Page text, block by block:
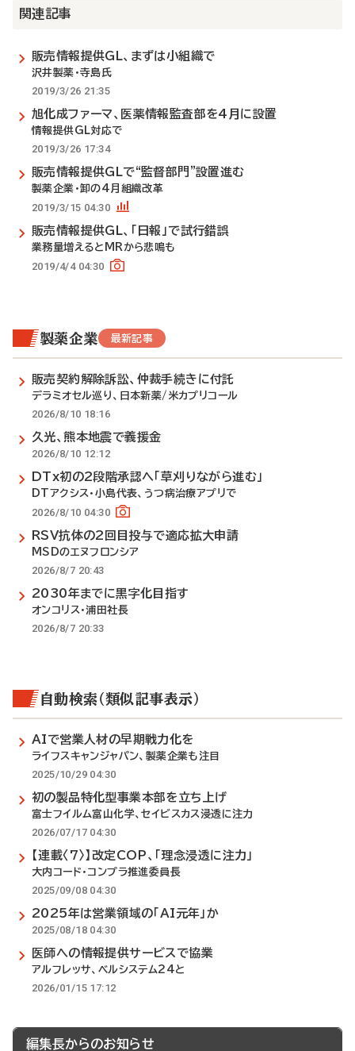
関連記事
販売情報提供GL、まずは小組織で
沢井製薬・寺島氏
2019/3/26 21:35
旭化成ファーマ、医薬情報監査部を4月に設置
情報提供GL対応で
2019/3/26 17:34
販売情報提供GLで“監督部門”設置進む
製薬企業・卸の4月組織改革
2019/3/15 04:30
販売情報提供GL、「日報」で試行錯誤
業務量増えるとMRから悲鳴も
2019/4/4 04:30
製薬企業 最新記事
販売契約解除訴訟、仲裁手続きに付託
デラミオセル巡り、日本新薬/米カプリコール
2026/8/10 18:16
久光、熊本地震で義援金
2026/8/10 12:12
DTx初の2段階承認へ「草刈りながら進む」
DTアクシス・小島代表、うつ病治療アプリで
2026/8/10 04:30
RSV抗体の2回目投与で適応拡大申請
MSDのエヌフロンシア
2026/8/7 20:43
2030年までに黒字化目指す
オンコリス・浦田社長
2026/8/7 20:33
自動検索（類似記事表示）
AIで営業人材の早期戦力化を
ライフスキャンジャパン、製薬企業も注目
2025/10/29 04:30
初の製品特化型事業本部を立ち上げ
富士フイルム富山化学、セイビスカス浸透に注力
2026/07/17 04:30
【連載〈7〉】改定COP、「理念浸透に注力」
大内コード・コンプラ推進委員長
2025/09/08 04:30
2025年は営業領域の「AI元年」か
2025/08/18 04:30
医師への情報提供サービスで協業
アルフレッサ、ベルシステム24と
2026/01/15 17:12
編集長からのお知らせ